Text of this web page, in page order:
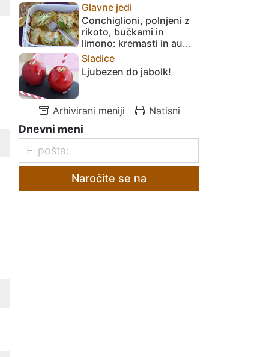
Glavne jedi
Conchiglioni, polnjeni z
rikoto, bučkami in
limono: kremasti in au...
Sladice
Ljubezen do jabolk!
Arhivirani meniji Natisni
Dnevni meni
Naročite se na